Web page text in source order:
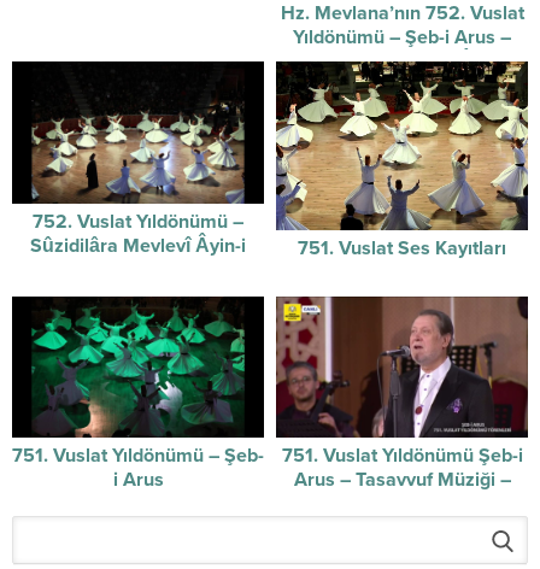
Hz. Mevlana’nın 752. Vuslat
Yıldönümü – Şeb-i Arus –
Sûzidilârâ Mevlevî Âyin-i
Şerif’i
752. Vuslat Yıldönümü –
Sûzidilâra Mevlevî Âyin-i
751. Vuslat Ses Kayıtları
751. Vuslat Yıldönümü – Şeb-
i Arus
751. Vuslat Yıldönümü Şeb-i
Arus – Tasavvuf Müziği –